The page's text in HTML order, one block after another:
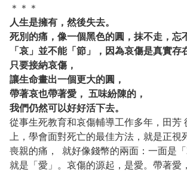
＊＊＊
人生是擁有，然後失去。
死別的痛，像一個黑色的圓，抹不走，忘
「哀」並不能「節」，因為哀傷是真實存
只要接納哀傷，
讓生命畫出一個更大的圓，
帶著哀也帶著愛， 五味紛陳的，
我們仍然可以好好活下去。
從事生死教育和哀傷輔導工作多年，田芳
上，學會面對死亡的最佳方法，就是正視
喪親的痛， 就好像錢幣的兩面：一面是
就是「愛」。哀傷的源起，是愛。帶著愛